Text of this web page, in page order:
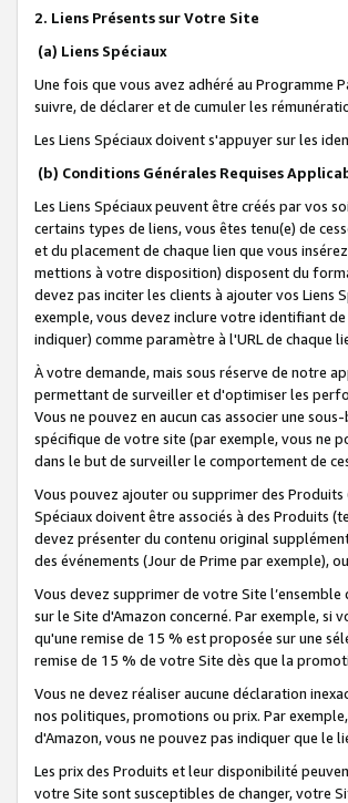
2. Liens Présents sur Votre Site
(a) Liens Spéciaux
Une fois que vous avez adhéré au Programme
suivre, de déclarer et de cumuler les
Les Liens Spéciaux doivent s'appuyer sur les
(b) Conditions Générales Requises
Les Liens Spéciaux peuvent être créés par vos
certains types de liens, vous êtes tenu(e) de
et du placement de chaque lien que vous
mettions à votre disposition) disposent du
devez pas inciter les clients à ajouter vos Liens
exemple, vous devez inclure votre identifiant
indiquer) comme paramètre à l'URL de chaque
À votre demande, mais sous réserve de notre
permettant de surveiller et d'optimiser les
Vous ne pouvez en aucun cas associer une
spécifique de votre site (par exemple, vous ne
dans le but de surveiller le comportement de
Vous pouvez ajouter ou supprimer des
Spéciaux doivent être associés à des Produits
devez présenter du contenu original
des événements (Jour de Prime par exemple),
Vous devez supprimer de votre Site
sur le Site d'Amazon concerné. Par exemple, si
qu'une remise de 15 % est proposée sur une
remise de 15 % de votre Site dès que la
Vous ne devez réaliser aucune déclaration
nos politiques, promotions ou prix. Par
d'Amazon, vous ne pouvez pas indiquer que le
Les prix des Produits et leur disponibilité
votre Site sont susceptibles de changer, votre